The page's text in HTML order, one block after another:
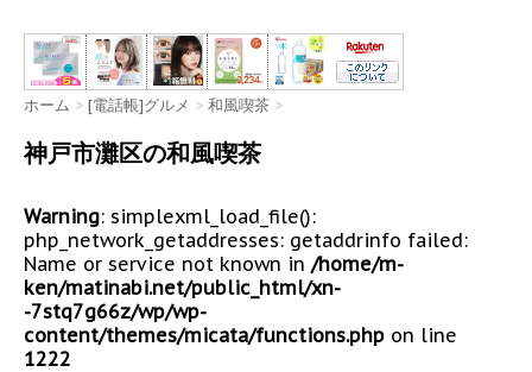
ホーム > [電話帳]グルメ > 和風喫茶 >
神戸市灘区の和風喫茶
Warning: simplexml_load_file():
php_network_getaddresses: getaddrinfo failed:
Name or service not known in /home/m-
ken/matinabi.net/public_html/xn-
-7stq7g66z/wp/wp-
content/themes/micata/functions.php on line
1222